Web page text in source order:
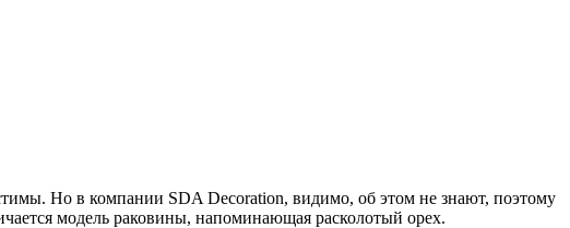
Но в компании SDA Decoration, видимо, об этом не знают, поэтому
модель раковины, напоминающая расколотый орех.